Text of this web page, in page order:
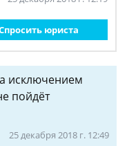
юриста
исключением
пойдёт
25 декабря 2018 г. 12:49